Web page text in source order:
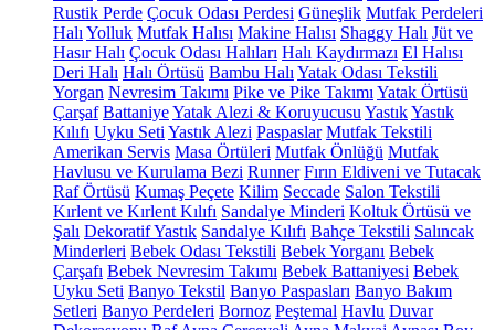
Rustik Perde Çocuk Odası Perdesi Güneşlik Mutfak Perdeleri
Halı Yolluk Mutfak Halısı Makine Halısı Shaggy Halı Jüt ve
Hasır Halı Çocuk Odası Halıları Halı Kaydırmazı El Halısı
Deri Halı Halı Örtüsü Bambu Halı Yatak Odası Tekstili
Yorgan Nevresim Takımı Pike ve Pike Takımı Yatak Örtüsü
Çarşaf BattaniyeYatak Alezi & Koruyucusu YastıkYastık
Kılıfı Uyku Seti Yastık Alezi Paspaslar Mutfak Tekstili
Amerikan Servis Masa Örtüleri Mutfak Önlüğü Mutfak
Havlusu ve Kurulama Bezi Runner Fırın Eldiveni ve Tutacak
Raf Örtüsü Kumaş Peçete Kilim Seccade Salon Tekstili
Kırlent ve Kırlent Kılıfı Sandalye Minderi Koltuk Örtüsü ve
Şalı Dekoratif Yastık Sandalye Kılıfı Bahçe Tekstili Salıncak
Minderleri Bebek Odası Tekstili Bebek Yorganı Bebek
Çarşafı Bebek Nevresim Takımı Bebek Battaniyesi Bebek
Uyku Seti Banyo Tekstil Banyo Paspasları Banyo Bakım
Setleri Banyo Perdeleri Bornoz Peştemal Havlu Duvar